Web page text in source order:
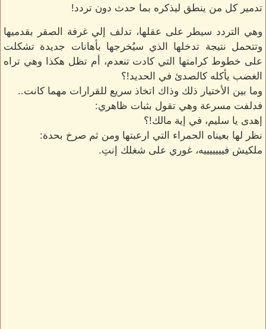
تدمير كل من ينطق ليذكره بما حدث دون تردد!
وهي التردد سيطر على عقلها، تدلف إلي غرفة الصقر بقدميها
وتتحمل نتيجة تدخلها الذي سيُخرجها بأهانات جديدة تشكلت
على خطوط كرامتها التي كادت تنعدم، أم تظل هكذا وهي تراه
الغضب يأكله كالصدئ في الحديد!؟
وما بين الأختيار ذلك وذاك اتخاذ سريع للقرارات مهما كانت..
فدلفت مسرعة وهي تقول بثبات ظاهري:
إهدى يا سليم، في إية مالك!؟
نظر لها بعيناه الحمراء التي ارعبتها ومن ثم صرخ بحدة:
ملكيش فيييييييه، غوري على شغلك إنتِ.